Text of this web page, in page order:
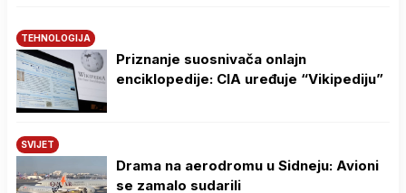
TEHNOLOGIJA
Priznanje suosnivača onlajn
enciklopedije: CIA uređuje “Vikipediju”
SVIJET
Drama na aerodromu u Sidneju: Avioni
se zamalo sudarili